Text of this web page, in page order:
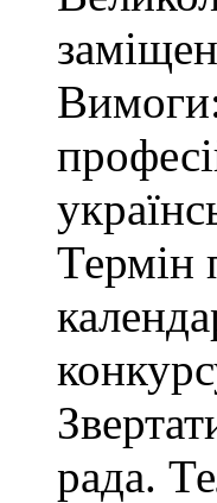
Вимоги:
Термін
рада.